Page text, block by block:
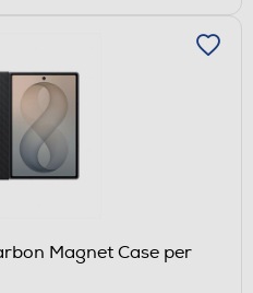
Magnet Case per